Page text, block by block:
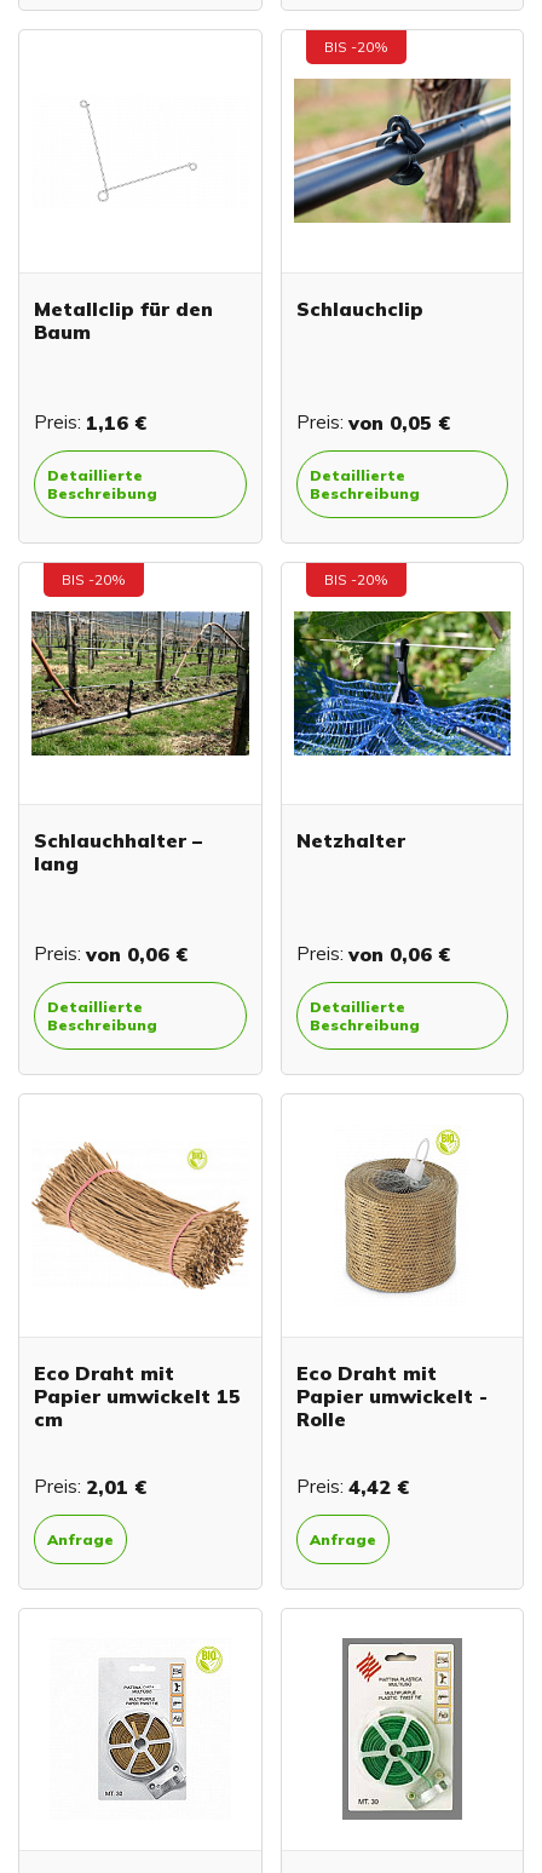
Metallclip für den
Baum
Preis: 1,16 €
Detaillierte
Beschreibung
BIS -20%
Schlauchclip
Preis: von 0,05 €
Detaillierte
Beschreibung
BIS -20%
Schlauchhalter –
lang
Preis: von 0,06 €
Detaillierte
Beschreibung
BIS -20%
Netzhalter
Preis: von 0,06 €
Detaillierte
Beschreibung
Eco Draht mit
Papier umwickelt 15
cm
Preis: 2,01 €
Anfrage
Eco Draht mit
Papier umwickelt -
Rolle
Preis: 4,42 €
Anfrage